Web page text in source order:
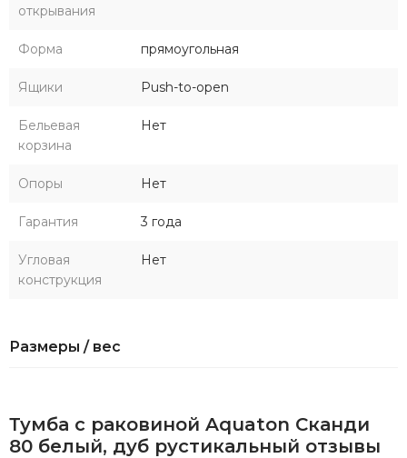
открывания
Форма прямоугольная
Ящики Push-to-open
Бельевая
корзина
Нет
Опоры Нет
Гарантия 3 года
Угловая
конструкция
Нет
Размеры / вес
Тумба с раковиной Aquaton Сканди
80 белый, дуб рустикальный отзывы